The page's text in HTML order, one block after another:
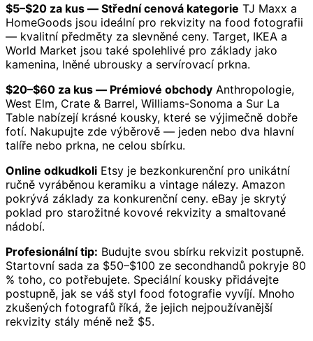
$5–$20 za kus — Střední cenová kategorie TJ Maxx a
HomeGoods jsou ideální pro rekvizity na food fotografii
— kvalitní předměty za slevněné ceny. Target, IKEA a
World Market jsou také spolehlivé pro základy jako
kamenina, lněné ubrousky a servírovací prkna.
$20–$60 za kus — Prémiové obchody Anthropologie,
West Elm, Crate & Barrel, Williams-Sonoma a Sur La
Table nabízejí krásné kousky, které se výjimečně dobře
fotí. Nakupujte zde výběrově — jeden nebo dva hlavní
talíře nebo prkna, ne celou sbírku.
Online odkudkoli Etsy je bezkonkurenční pro unikátní
ručně vyráběnou keramiku a vintage nálezy. Amazon
pokrývá základy za konkurenční ceny. eBay je skrytý
poklad pro starožitné kovové rekvizity a smaltované
nádobí.
Profesionální tip: Budujte svou sbírku rekvizit postupně.
Startovní sada za $50–$100 ze secondhandů pokryje 80
% toho, co potřebujete. Speciální kousky přidávejte
postupně, jak se váš styl food fotografie vyvíjí. Mnoho
zkušených fotografů říká, že jejich nejpoužívanější
rekvizity stály méně než $5.